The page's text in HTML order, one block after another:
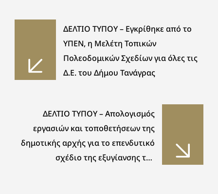
ΔΕΛΤΙΟ ΤΥΠΟΥ – Εγκρίθηκε από το
ΥΠΕΝ, η Μελέτη Τοπικών
Πολεοδομικών Σχεδίων για όλες τις
Δ.Ε. του Δήμου Τανάγρας
ΔΕΛΤΙΟ ΤΥΠΟΥ – Απολογισμός
εργασιών και τοποθετήσεων της
δημοτικής αρχής για το επενδυτικό
σχέδιο της εξυγίανσης της